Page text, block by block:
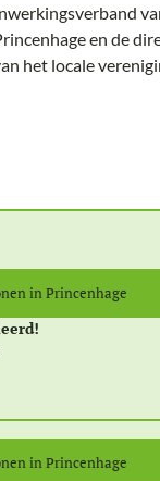
en de
het locale
in Princenhage
in Princenhage